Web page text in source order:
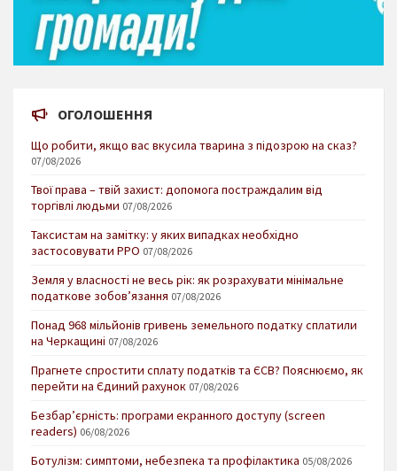
ОГОЛОШЕННЯ
Що робити, якщо вас вкусила тварина з підозрою на сказ?
07/08/2026
Твої права – твій захист: допомога постраждалим від
торгівлі людьми 07/08/2026
Таксистам на замітку: у яких випадках необхідно
застосовувати РРО 07/08/2026
Земля у власності не весь рік: як розрахувати мінімальне
податкове зобов’язання 07/08/2026
Понад 968 мільйонів гривень земельного податку сплатили
на Черкащині 07/08/2026
Прагнете спростити сплату податків та ЄСВ? Пояснюємо, як
перейти на Єдиний рахунок 07/08/2026
Безбар’єрність: програми екранного доступу (screen
readers) 06/08/2026
Ботулізм: симптоми, небезпека та профілактика 05/08/2026